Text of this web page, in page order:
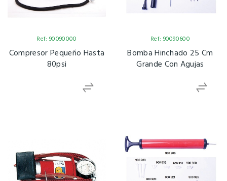
Ref: 90090000
Compresor Pequeño Hasta
80psi
Ref: 90090600
Bomba Hinchado 25 Cm
Grande Con Agujas